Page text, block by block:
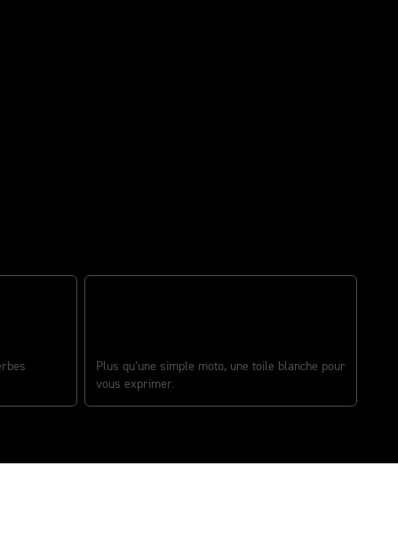
Plus qu’une simple moto, une toile blanche pour
vous exprimer.